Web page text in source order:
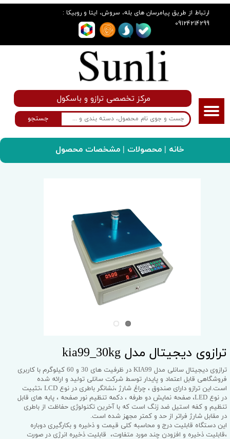
ارتباط از طریق پیامرسان های بله، سروش، ایتا و روبیکا :
09124214299
جستجو
مرکز تخصصی ترازو و باسکول
ترازوی دیجیتال مدل kia99_30kg
ترازوی دیجیتال مدل kia99_30kg
ترازوی دیجیتال سانلی مدل KIA99 در ظرفیت های 30 و 60 کیلوگرم با کاربری
فروشگاهی قابل اعتماد و پایدار توسط شرکت سانلی تولید و ارائه شده
است.این ترازو دارای صندوق ، چراغ شارژ ،نشانگر باطری در نوع LCD ،تثبیت
در نوع LED، صفحه نمایش دو طرفه ، دکمه تنظیم نور صفحه ، پایه های قابل
تنظیم و کفه استیل ضد زنگ است که با آخرین تکنولوژی حفاظت از باطری
در مقابل شارژ فراتر از حد و کمتر مجهز شده است.
این دستگاه قابلیت درج و محاسبه کلی قیمت و ذخیره و بکارگیری دوباره
،قابلیت ذخیره و افزودن چند مورد متفاوت، قابلیت ذخیره انرژی در صورت
خانه | محصولات | مشخصات محصول